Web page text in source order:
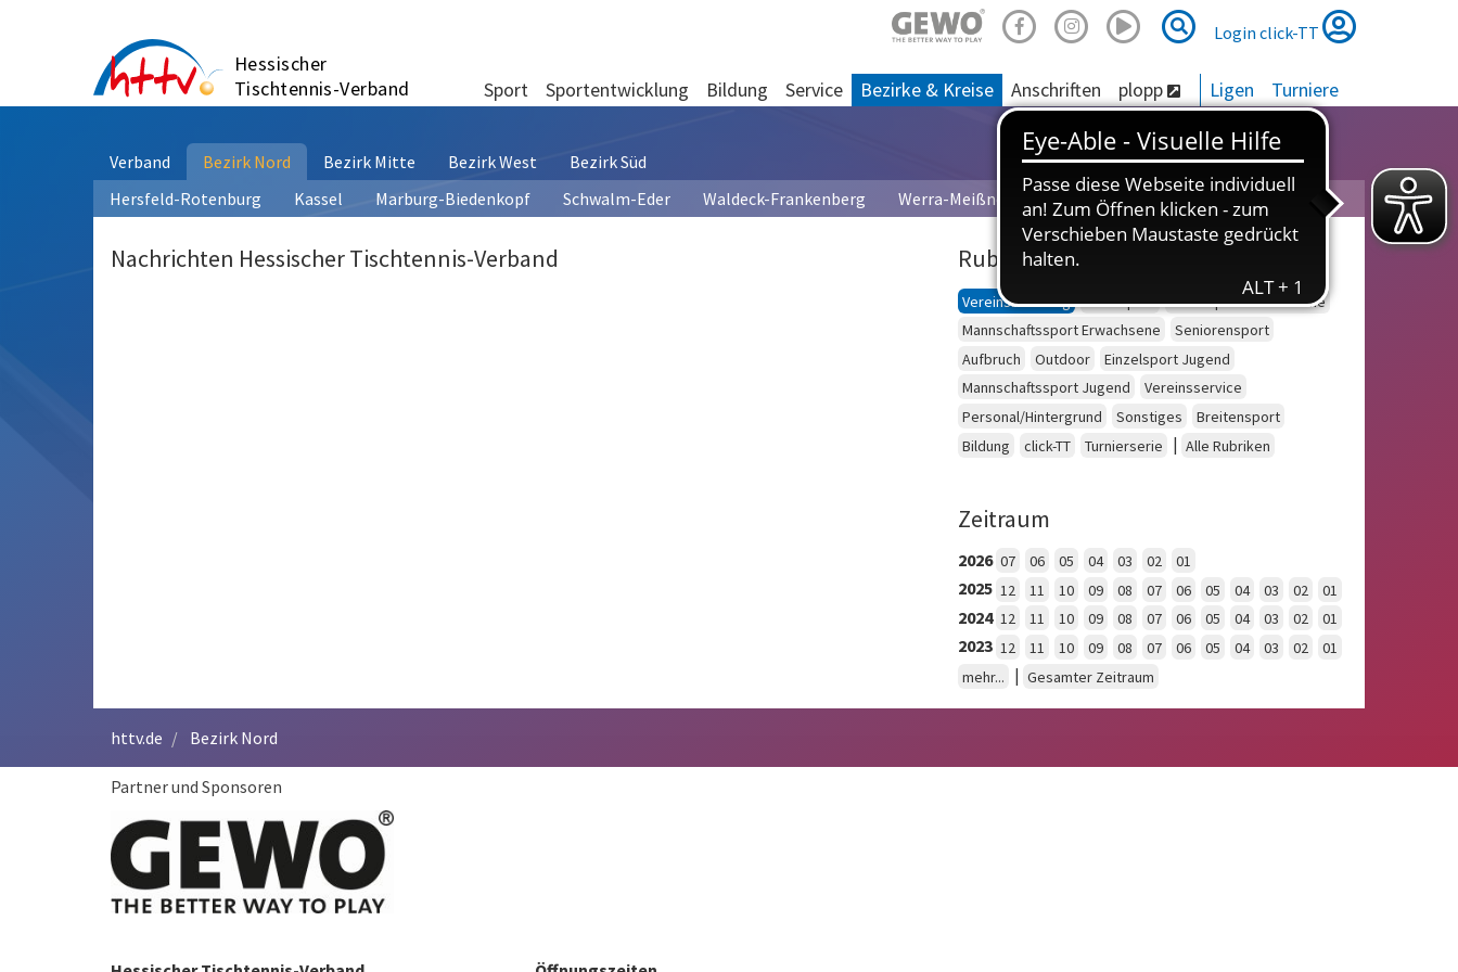
Hessischer
Tischtennis-Verband
Suche
Suche
Login click-TT
Sport Sportentwicklung Bildung Service Bezirke & Kreise Anschriften plopp Ligen Turniere
Verband Bezirk Nord Bezirk Mitte Bezirk West
Bezirk Süd
Hersfeld-Rotenburg
Kassel Marburg-Biedenkopf Schwalm-Eder Waldeck-Frankenberg Werra-Meißner
Nachrichten Hessischer Tischtennis-Verband Rubriken
Vereinsberatung Schulsport
Einzelsport Erwachsene
Mannschaftssport Erwachsene
Seniorensport
Aufbruch
Outdoor
Einzelsport Jugend
Mannschaftssport Jugend
Vereinsservice
Personal/Hintergrund
Sonstiges
Breitensport
Bildung
click-TT Turnierserie | Alle Rubriken
Zeitraum
2026 07 06 05 04 03 02 01
2025 12 11 10 09 08 07 06 05 04 03 02 01
2024 12 11 10 09 08 07 06 05 04 03 02 01
2023 12 11 10 09 08 07 06 05 04 03 02
01
mehr...
| Gesamter Zeitraum
httv.de Bezirk Nord
Partner und Sponsoren